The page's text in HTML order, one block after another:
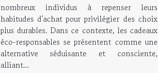
nombreux individus à repenser leurs
habitudes d'achat pour privilégier des choix
plus durables. Dans ce contexte, les cadeaux
éco-responsables se présentent comme une
alternative séduisante et consciente,
alliant...